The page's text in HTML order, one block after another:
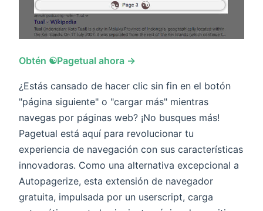
Obtén ☯️Pagetual ahora →
¿Estás cansado de hacer clic sin fin en el botón
"página siguiente" o "cargar más" mientras
navegas por páginas web? ¡No busques más!
Pagetual está aquí para revolucionar tu
experiencia de navegación con sus características
innovadoras. Como una alternativa excepcional a
Autopagerize, esta extensión de navegador
gratuita, impulsada por un userscript, carga